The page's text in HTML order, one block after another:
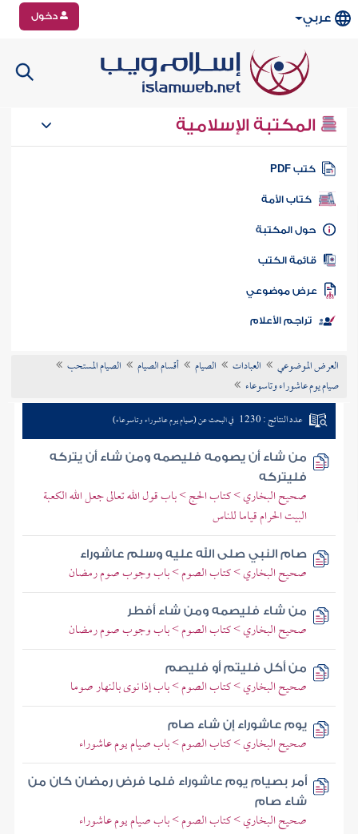
عربي دخول
المكتبة الإسلامية
كتب PDF
كتاب الأمة
المكتبة
الكتب
موضوعي
تراجم الأعلام
العرض الموضوعي العبادات الصيام أقسام الصيام
الصيام المستحب
صيام يوم عاشوراء وتاسوعاء
عدد النتائج : 1230 في البحث عن (صيام يوم عاشوراء وتاسوعاء)
من شاء أن يصومه فليصمه ومن شاء أن يتركه
فليتركه
صحيح البخاري > كتاب الحج > باب قول الله تعالى جعل الله الكعبة
البيت الحرام قياما للناس
صام النبي صلى الله عليه وسلم عاشوراء
صحيح البخاري > كتاب الصوم > باب وجوب صوم رمضان
من شاء فليصمه ومن شاء أفطر
صحيح البخاري > كتاب الصوم > باب وجوب صوم رمضان
من أكل فليتم أو فليصم
صحيح البخاري > كتاب الصوم > باب إذا نوى بالنهار صوما
يوم عاشوراء إن شاء صام
صحيح البخاري > كتاب الصوم > باب صيام يوم عاشوراء
أمر بصيام يوم عاشوراء فلما فرض رمضان كان من
شاء صام
صحيح البخاري > كتاب الصوم > باب صيام يوم عاشوراء